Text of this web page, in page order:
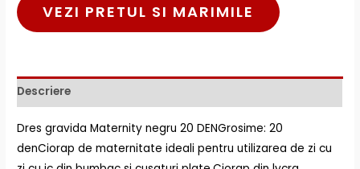
VEZI PRETUL SI MARIMILE
Descriere
Dres gravida Maternity negru 20 DENGrosime: 20
denCiorap de maternitate ideali pentru utilizarea de zi cu